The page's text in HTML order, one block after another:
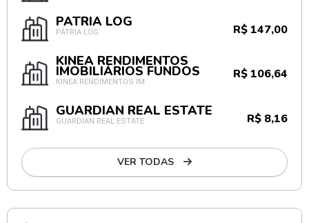
PÁTRIA LOG
PÁTRIA LOG R$ 147,00
KINEA RENDIMENTOS
IMOBILIÁRIOS FUNDOS
KINEA RENDIMENTOS IM
R$ 106,64
GUARDIAN REAL ESTATE
GUARDIAN REAL ESTATE R$ 8,16
VER TODAS